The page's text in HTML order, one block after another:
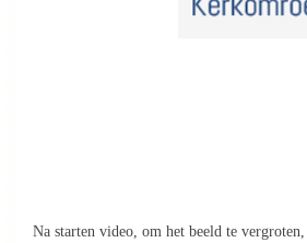
Na starten video, om het beeld te